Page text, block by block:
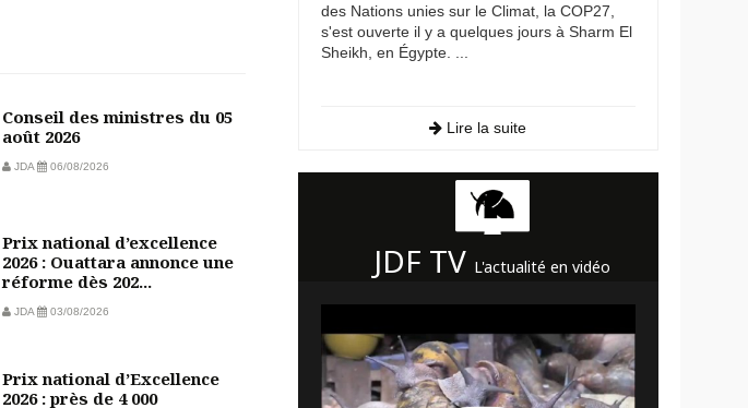
Conseil des ministres du 05
août 2026
JDA 06/08/2026
Prix national d’excellence
2026 : Ouattara annonce une
réforme dès 202...
JDA 03/08/2026
Prix national d’Excellence
2026 : près de 4 000
des Nations unies sur le Climat, la COP27,
s'est ouverte il y a quelques jours à Sharm El
Sheikh, en Égypte. ...
Lire la suite
JDF TV L'actualité en vidéo